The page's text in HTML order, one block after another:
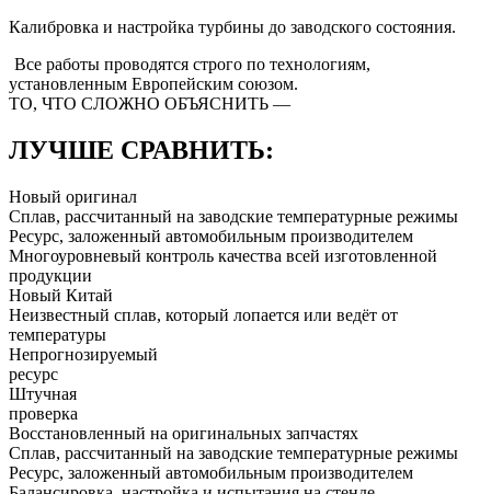
Калибровка и настройка турбины до заводского состояния.
Все работы проводятся строго по технологиям,
установленным Европейским союзом.
ТО, ЧТО СЛОЖНО ОБЪЯСНИТЬ —
ЛУЧШЕ СРАВНИТЬ:
Новый оригинал
Сплав, рассчитанный на заводские температурные режимы
Ресурс, заложенный автомобильным производителем
Многоуровневый контроль качества всей изготовленной
продукции
Новый Китай
Неизвестный сплав, который лопается или ведёт от
температуры
Непрогнозируемый
ресурс
Штучная
проверка
Восстановленный на оригинальных запчастях
Сплав, рассчитанный на заводские температурные режимы
Ресурс, заложенный автомобильным производителем